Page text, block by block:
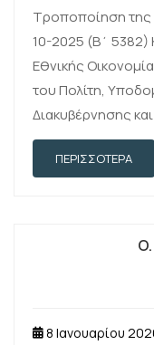
Τροποποίηση της
10-2025 (Β΄
Εθνικής
του Πολίτη,
Διακυβέρνησης
«Ειδικότερες
των μητρώων και οι
ΠΕΡΙΣΣΌΤΕΡΑ
8 Ιανουαρίου